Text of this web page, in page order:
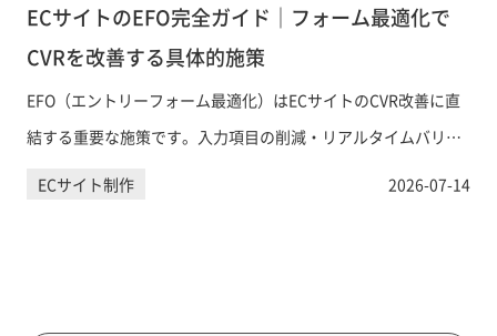
ECサイトのEFO完全ガイド｜フォーム最適化で
CVRを改善する具体的施策
EFO（エントリーフォーム最適化）はECサイトのCVR改善に直
結する重要な施策です。入力項目の削減・リアルタイムバリデ
ーション・住所自動入力など、購入フォームの離脱を防ぐ具体
ECサイト制作 2026-07-14